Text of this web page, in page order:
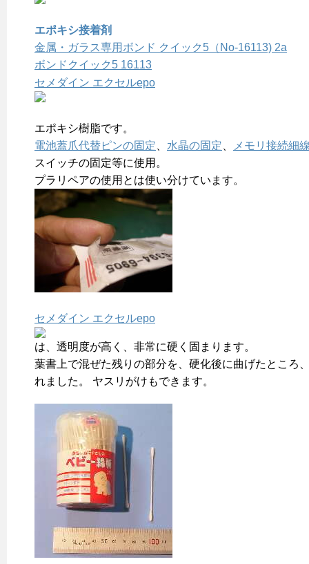
エポキシ接着剤
金属・ガラス専用ボンド クイック5（No-16113) 2a
ボンドクイック5 16113
セメダイン エクセルepo
エポキシ樹脂です。
電池蓋爪代替ピンの固定
水晶の固定
メモリ接続細
スイッチの固定等に使用。
プラリペアの使用とは使い分けています。
セメダイン エクセルepo
は、透明度が高く、非常に硬く固まります。
葉書上で混ぜた残りの部分を、硬化後に曲げたところ
れました。 ヤスリがけもできます。